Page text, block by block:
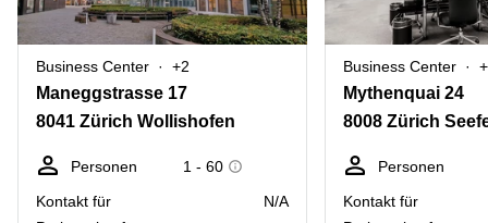
Business Center +2
Maneggstrasse 17
8041 Zürich Wollishofen
Personen
1 - 60
Kontakt für
N/A
Business Center
Mythenquai 24
8008 Zürich
Personen
Kontakt für